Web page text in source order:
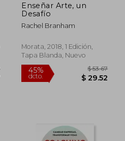
Enseñar Arte, un
Desafío
Rachel Branham
Morata, 2018, 1 Edición,
Tapa Blanda, Nuevo